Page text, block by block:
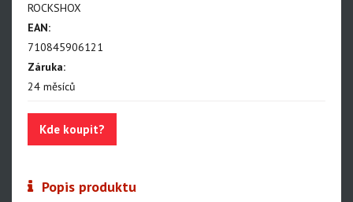
BoXXer - NEW!!!
Paragon
Rudy
SIDLuxe
Super Deluxe - NEW!!!
ROCKSHOX
EAN:
710845906121
Záruka:
24 měsíců
Kde koupit?
Popis produktu